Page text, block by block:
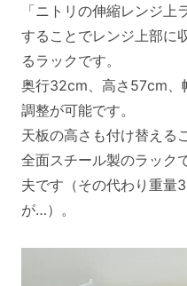
「ニトリの伸縮レンジ
することでレンジ上部に
るラックです。
奥行32cm、高さ57cm
調整が可能です。
天板の高さも付け替える
全面スチール製のラック
夫です（その代わり重量
が…）。